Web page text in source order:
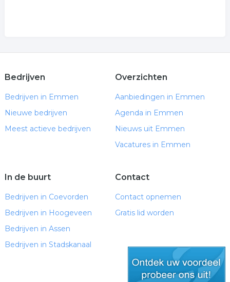
Bedrijven
Bedrijven in Emmen
Nieuwe bedrijven
Meest actieve bedrijven
Overzichten
Aanbiedingen in Emmen
Agenda in Emmen
Nieuws uit Emmen
Vacatures in Emmen
In de buurt
Bedrijven in Coevorden
Bedrijven in Hoogeveen
Bedrijven in Assen
Bedrijven in Stadskanaal
Contact
Contact opnemen
Gratis lid worden